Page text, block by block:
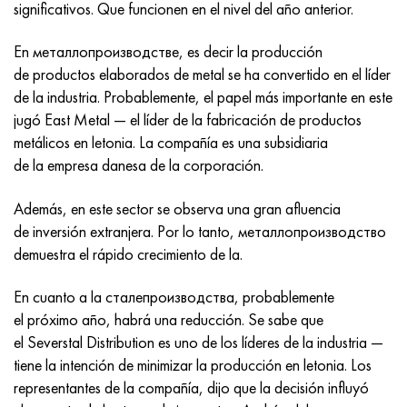
significativos. Que funcionen en el nivel del año anterior.
En металлопроизводстве, es decir la producción
de productos elaborados de metal se ha convertido en el líder
de la industria. Probablemente, el papel más importante en este
jugó East Metal — el líder de la fabricación de productos
metálicos en letonia. La compañía es una subsidiaria
de la empresa danesa de la corporación.
Además, en este sector se observa una gran afluencia
de inversión extranjera. Por lo tanto, металлопроизводство
demuestra el rápido crecimiento de la.
En cuanto a la сталепроизводства, probablemente
el próximo año, habrá una reducción. Se sabe que
el Severstal Distribution es uno de los líderes de la industria —
tiene la intención de minimizar la producción en letonia. Los
representantes de la compañía, dijo que la decisión influyó
Incotherm
incotest
Jette M152
Cobalto 6B
René 41
Maraging 350
MP35N
47ND
47НХР
49KF
49K2F, 49K2FA-VI
Aleación 50NP
Aleación 52N
52K12F
HN62VMYUT
HN62MVKYU
HN63MB
XN65VM
KhN67MVTYu
KhN68VMTYUK-vd
KhN70VMTYu
VT-35
PT-1M
PT-3V
PT-7M
SPT-2 sv
3M
TL3
1.4466 - AISI 310MoLn
Aleación Al6xn
15-7Ph® - 1.4532
PH 13-8 meses - 1.4534
Custom 455® - 1.4543 - uns s45500
1.4548 - 17-4Ph®
1.4550 - AISI 347
10X17H13M3T
10X18N18Yu4D
11X11N2V2MF
12Х18Н9Т
15x11mf
15Х12Н2MVFAB
15X16K5N2MVFAB
2,0872, CuNi10Fe1Mn, Cw352h
Bronce aluminio silicio
CW301G, C64200
bronce de silicio
C65620, CuSi3Fe2Zn3
Bronce estaño-plomo
c92200, CuSn6Zn4Pb2
latón rojo
C84400, CuSn2ZnPb
C83600, CuSn5ZnPb
45G2, 45g2, AISI 1144
Aleación de acero estructural
10g2, 10g2, AISI 1513
12X2H4A, 15NiCr13, 1.5752
20G, 20mn5
20HM, 24CrMo5, 20hm
25KhGM, 20CrMo5, 1.7264
Р6М5, 1.3343, hs6-5-2, sw7m
Р6М5К5, 1.3243, hs6-5-2-5
R6M5F3, 1.3344, hs6-5-3
9М4К8,1.3207
P18, 1,3355, hs18-0-1, sw18
10,1.1645, C105W1
11G12, 110G13L, X120Mn12